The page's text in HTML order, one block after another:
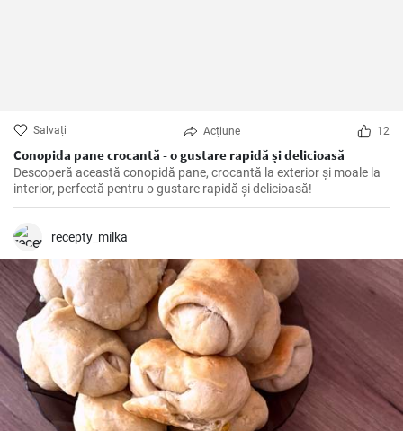
Salvați Acțiune 12
Conopida pane crocantă - o gustare rapidă și delicioasă
Descoperă această conopidă pane, crocantă la exterior și moale la
interior, perfectă pentru o gustare rapidă și delicioasă!
recepty_milka